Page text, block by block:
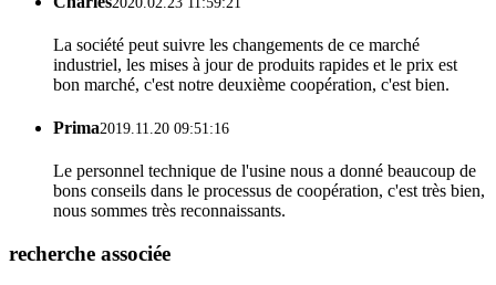
La société peut suivre les changements de ce marché
industriel, les mises à jour de produits rapides et le prix est
bon marché, c'est notre deuxième coopération, c'est bien.
Prima2019.11.20 09:51:16
Le personnel technique de l'usine nous a donné beaucoup de
bons conseils dans le processus de coopération, c'est très bien,
nous sommes très reconnaissants.
recherche associée